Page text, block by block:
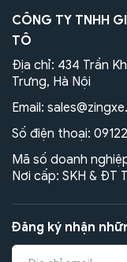
CÔNG TY TNHH
TÔ
Địa chỉ: 434 Trần
Trưng, Hà Nội
Email:
Số điện thoại:
Mã số doanh
Nơi cấp: SKH & ĐT
Đăng ký nhận